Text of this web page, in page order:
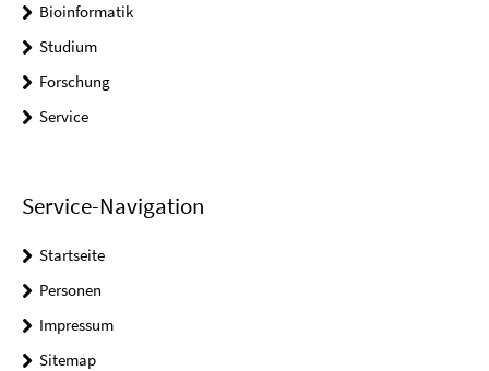
Bioinformatik
Studium
Forschung
Service
Service-Navigation
Startseite
Personen
Impressum
Sitemap